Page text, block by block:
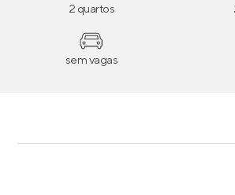
2 quartos
sem vagas